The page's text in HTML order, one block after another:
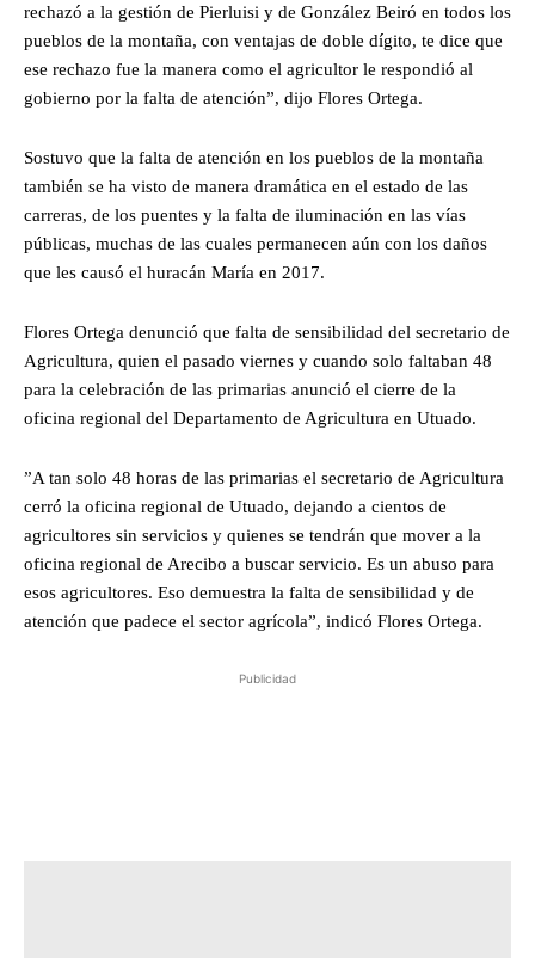
rechazó a la gestión de Pierluisi y de González Beiró en todos los
pueblos de la montaña, con ventajas de doble dígito, te dice que
ese rechazo fue la manera como el agricultor le respondió al
gobierno por la falta de atención”, dijo Flores Ortega.
Sostuvo que la falta de atención en los pueblos de la montaña
también se ha visto de manera dramática en el estado de las
carreras, de los puentes y la falta de iluminación en las vías
públicas, muchas de las cuales permanecen aún con los daños
que les causó el huracán María en 2017.
Flores Ortega denunció que falta de sensibilidad del secretario de
Agricultura, quien el pasado viernes y cuando solo faltaban 48
para la celebración de las primarias anunció el cierre de la
oficina regional del Departamento de Agricultura en Utuado.
”A tan solo 48 horas de las primarias el secretario de Agricultura
cerró la oficina regional de Utuado, dejando a cientos de
agricultores sin servicios y quienes se tendrán que mover a la
oficina regional de Arecibo a buscar servicio. Es un abuso para
esos agricultores. Eso demuestra la falta de sensibilidad y de
atención que padece el sector agrícola”, indicó Flores Ortega.
Publicidad